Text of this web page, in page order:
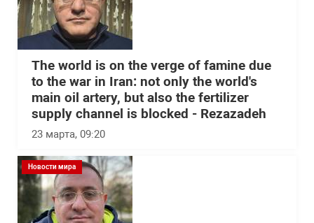
The world is on the verge of famine due
to the war in Iran: not only the world's
main oil artery, but also the fertilizer
supply channel is blocked - Rezazadeh
23 марта, 09:20
Новости мира